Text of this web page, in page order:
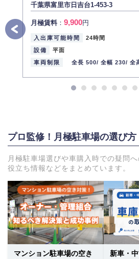
千葉県富里市日吉台1-453-3
月極賃料： 9,900円
入出庫可能時間
24時間
設備
平面
車両制限
全長 500/ 全幅 230/ 全
プロ監修！月極駐車場の選び
月極駐車場選びや車購入時での疑問
役立ち情報などをまとめています。
マンション駐車場の空き
新車・